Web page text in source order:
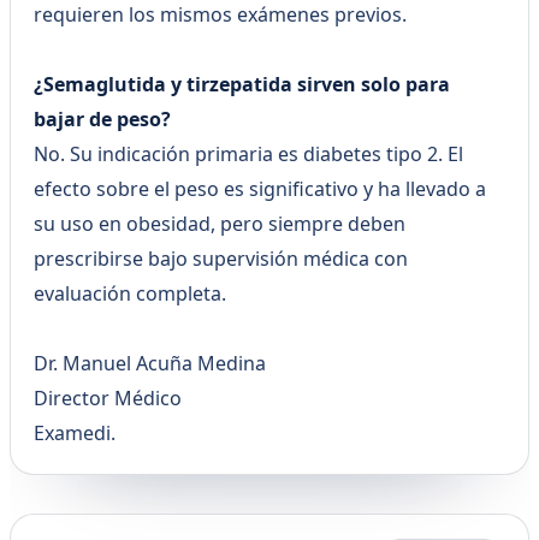
requieren los mismos exámenes previos.
¿Semaglutida y tirzepatida sirven solo para
bajar de peso?
No. Su indicación primaria es diabetes tipo 2. El
efecto sobre el peso es significativo y ha llevado a
su uso en obesidad, pero siempre deben
prescribirse bajo supervisión médica con
evaluación completa.
Dr. Manuel Acuña Medina
Director Médico
Examedi.